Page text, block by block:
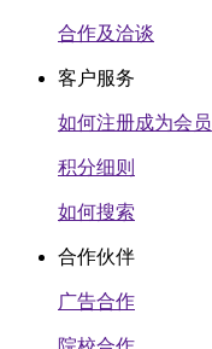
合作及洽谈
客户服务
如何注册成为会员
积分细则
如何搜索
合作伙伴
广告合作